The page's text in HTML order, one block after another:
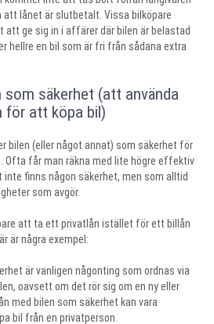
att lånet är slutbetalt. Vissa bilköpare
att ge sig in i affärer där bilen är belastad
hellre en bil som är fri från sådana extra
som säkerhet (att använda
för att köpa bil)
bilen (eller något annat) som säkerhet för
Ofta får man räkna med lite högre effektiv
finns någon säkerhet, men som alltid
som avgör.
att ta ett privatlån istället för ett billån
är några exempel:
är vanligen någonting som ordnas via
oavsett om det rör sig om en ny eller
med bilen som säkerhet kan vara
bil från en privatperson.